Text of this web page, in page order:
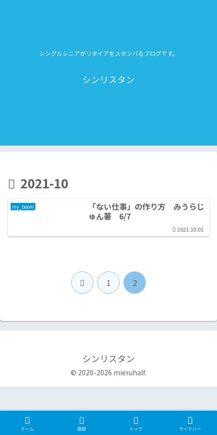
シングルシニアがリタイアをスタンバるブログです。
シンリスタン
2021-10
my_boom
「ない仕事」の作り方 みうらじ
ゅん著 6/7
2021.10.01
前
1 2
シンリスタン
© 2020-2026 mieruhalf.
ホーム 検索 トップ サイドバー